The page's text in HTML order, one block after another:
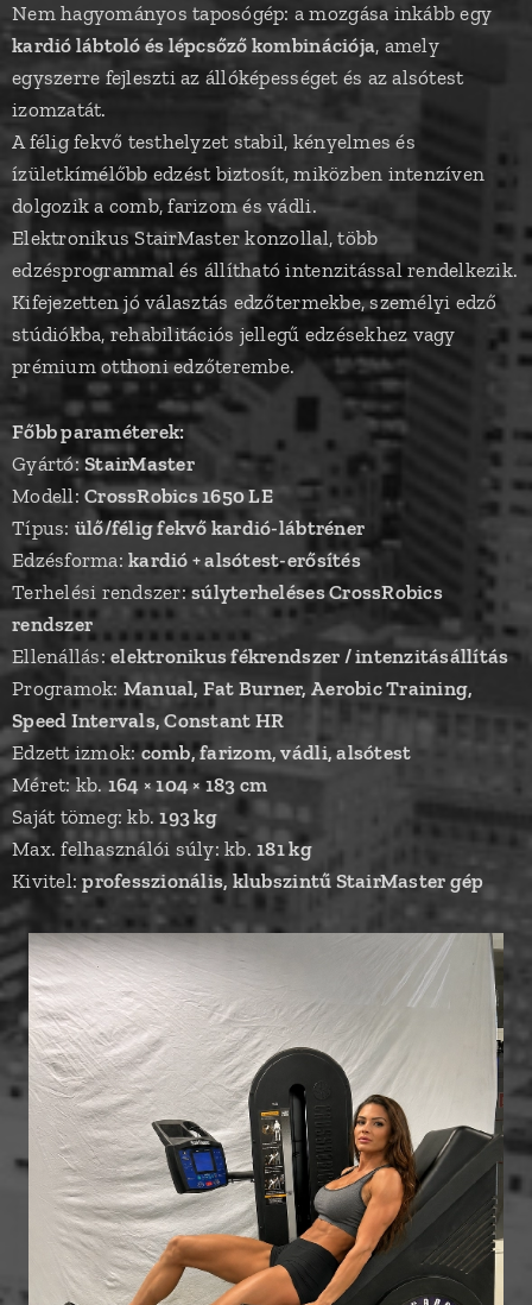
Nem hagyományos taposógép: a mozgása inkább egy
kardió lábtoló és lépcsőző kombinációja, amely
egyszerre fejleszti az állóképességet és az alsótest
izomzatát.
A félig fekvő testhelyzet stabil, kényelmes és
ízületkímélőbb edzést biztosít, miközben intenzíven
dolgozik a comb, farizom és vádli.
Elektronikus StairMaster konzollal, több
edzésprogrammal és állítható intenzitással rendelkezik.
Kifejezetten jó választás edzőtermekbe, személyi edző
stúdiókba, rehabilitációs jellegű edzésekhez vagy
prémium otthoni edzőterembe.
Főbb paraméterek:
Gyártó:StairMaster
Modell:CrossRobics 1650 LE
Típus: ülő/félig fekvő kardió-lábtréner
Edzésforma:kardió + alsótest-erősítés
Terhelési rendszer:súlyterheléses CrossRobics
rendszer
Ellenállás:elektronikus fékrendszer / intenzitásállítás
Programok: Manual, Fat Burner, Aerobic Training,
Speed Intervals, Constant HR
Edzett izmok:comb, farizom, vádli, alsótest
Méret: kb.164 × 104 × 183 cm
Saját tömeg: kb.193 kg
Max. felhasználói súly: kb.181 kg
Kivitel:professzionális, klubszintű StairMaster gép